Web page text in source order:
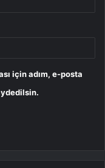
için adım, e-posta